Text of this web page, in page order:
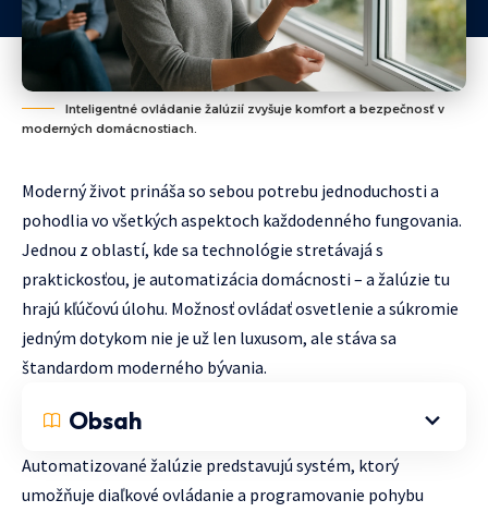
Inteligentné ovládanie žalúzií zvyšuje komfort a bezpečnosť v
moderných domácnostiach.
Moderný život prináša so sebou potrebu jednoduchosti a
pohodlia vo všetkých aspektoch každodenného fungovania.
Jednou z oblastí, kde sa technológie stretávajá s
praktickosťou, je automatizácia domácnosti – a žalúzie tu
hrajú kľúčovú úlohu. Možnosť ovládať osvetlenie a súkromie
jedným dotykom nie je už len luxusom, ale stáva sa
štandardom moderného bývania.
Obsah
Automatizované žalúzie predstavujú systém, ktorý
umožňuje diaľkové ovládanie a programovanie pohybu